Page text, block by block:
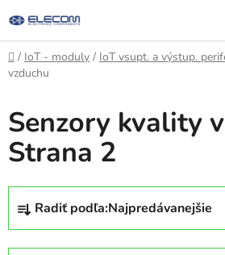
na
obsah
Domov
/ IoT - moduly / IoT vsupt. a výstup.
vzduchu
Senzory kvality
Strana 2
R
d
Radiť podľa:Najpredávanejšie